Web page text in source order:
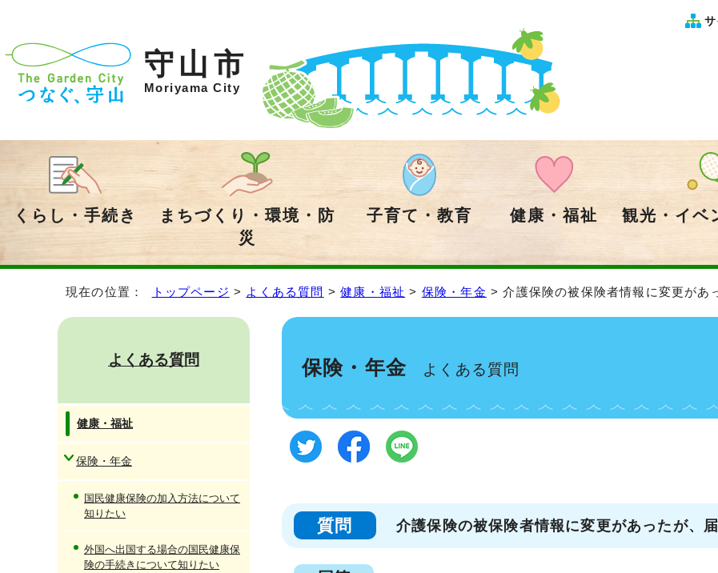
守山市
Moriyama City
くらし・手続き
まちづくり・環境・防
災
子育て・教育 健康・福祉 観光・イベ
現在の位置： トップページ > よくある質問 >健康・福祉 > 保険・年金 > 介護保険の被保険者情報に変更があ
保険・年金 よくある質問
質問 介護保険の被保険者情報に変更があったが、
よくある質問
健康・福祉
保険・年金
国民健康保険の加入方法について
知りたい
外国へ出国する場合の国民健康保
険の手続きについて知りたい